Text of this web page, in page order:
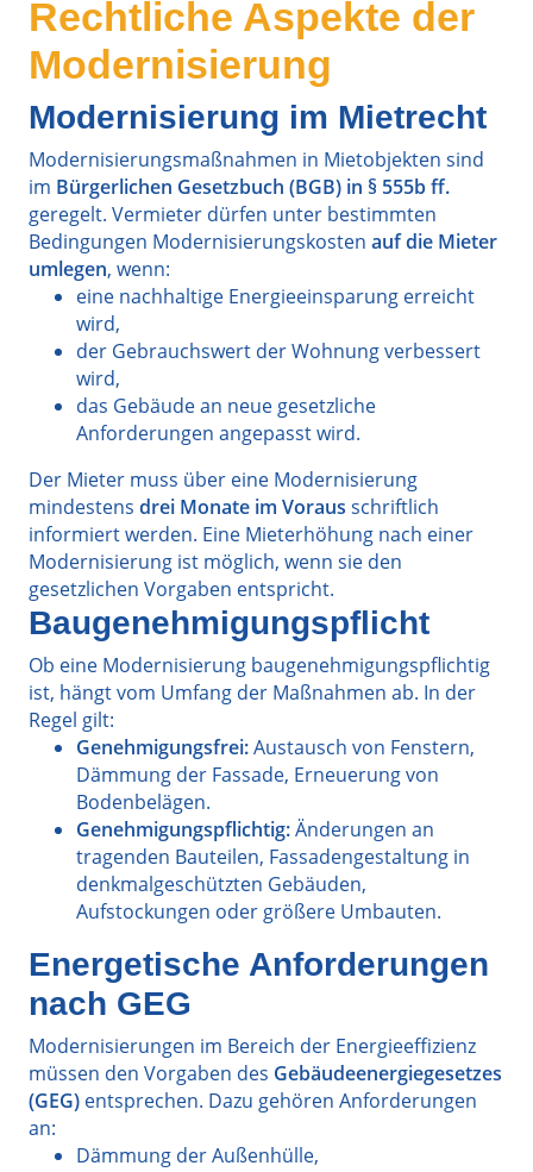
Rechtliche Aspekte der
Modernisierung
Modernisierung im Mietrecht
Modernisierungsmaßnahmen in Mietobjekten sind
im Bürgerlichen Gesetzbuch (BGB) in § 555b ff.
geregelt. Vermieter dürfen unter bestimmten
Bedingungen Modernisierungskosten auf die Mieter
umlegen, wenn:
eine nachhaltige Energieeinsparung erreicht
wird,
der Gebrauchswert der Wohnung verbessert
wird,
das Gebäude an neue gesetzliche
Anforderungen angepasst wird.
Der Mieter muss über eine Modernisierung
mindestens drei Monate im Voraus schriftlich
informiert werden. Eine Mieterhöhung nach einer
Modernisierung ist möglich, wenn sie den
gesetzlichen Vorgaben entspricht.
Baugenehmigungspflicht
Ob eine Modernisierung baugenehmigungspflichtig
ist, hängt vom Umfang der Maßnahmen ab. In der
Regel gilt:
Genehmigungsfrei:Austausch von Fenstern,
Dämmung der Fassade, Erneuerung von
Bodenbelägen.
Genehmigungspflichtig:Änderungen an
tragenden Bauteilen, Fassadengestaltung in
denkmalgeschützten Gebäuden,
Aufstockungen oder größere Umbauten.
Energetische Anforderungen
nach GEG
Modernisierungen im Bereich der Energieeffizienz
müssen den Vorgaben des Gebäudeenergiegesetzes
(GEG) entsprechen. Dazu gehören Anforderungen
an:
Dämmung der Außenhülle,